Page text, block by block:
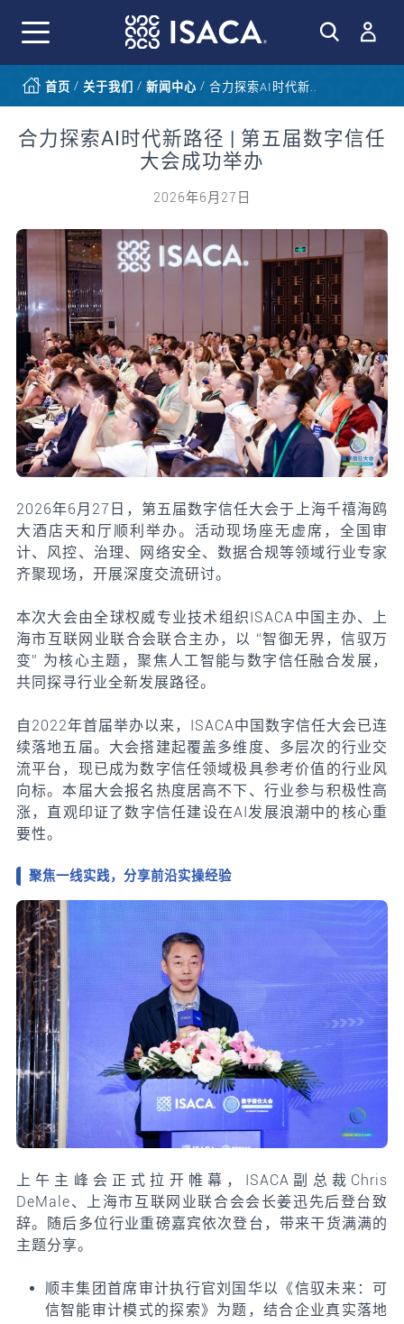
首页 / 关于我们 / 新闻中心 / 合力探索AI时代新..
合力探索AI时代新路径 | 第五届数字信任
大会成功举办
2026年6月27日
2026年6月27日，第五届数字信任大会于上海千禧海鸥
大酒店天和厅顺利举办。活动现场座无虚席，全国审
计、风控、治理、网络安全、数据合规等领域行业专家
齐聚现场，开展深度交流研讨。
本次大会由全球权威专业技术组织ISACA中国主办、上
海市互联网业联合会联合主办，以 “智御无界，信驭万
变” 为核心主题，聚焦人工智能与数字信任融合发展，
共同探寻行业全新发展路径。
自2022年首届举办以来，ISACA中国数字信任大会已连
续落地五届。大会搭建起覆盖多维度、多层次的行业交
流平台，现已成为数字信任领域极具参考价值的行业风
向标。本届大会报名热度居高不下、行业参与积极性高
涨，直观印证了数字信任建设在AI发展浪潮中的核心重
要性。
聚焦一线实践，分享前沿实操经验
上午主峰会正式拉开帷幕，ISACA副总裁Chris
DeMale、上海市互联网业联合会会长姜迅先后登台致
辞。随后多位行业重磅嘉宾依次登台，带来干货满满的
主题分享。
顺丰集团首席审计执行官刘国华以《信驭未来：可
信智能审计模式的探索》为题，结合企业真实落地